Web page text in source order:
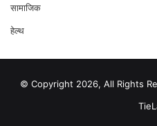
सामाजिक
हेल्थ
© Copyright 2026, All Rights